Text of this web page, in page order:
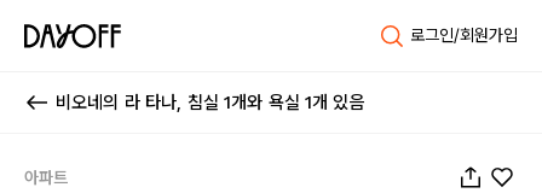
로그인/회원가입
비오네의 라 타나, 침실 1개와 욕실 1개 있음
아파트